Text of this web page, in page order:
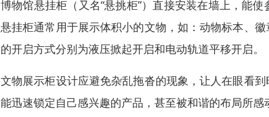
博物馆悬挂柜（又名“悬挑柜”）直接安装在墙上，能
悬挂柜通常用于展示体积小的文物，如：动物标本、
的开启方式分别为液压掀起开启和电动轨道平移开启。
文物展示柜设计应避免杂乱拖沓的现象，让人在眼看
能迅速锁定自己感兴趣的产品，甚至被和谐的布局所